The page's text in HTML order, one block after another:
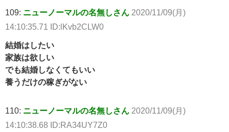
109: ニューノーマルの名無しさん 2020/11/09(月)
14:10:35.71 ID:lKvb2CLW0
結婚はしたい
家族は欲しい
でも結婚しなくてもいい
養うだけの稼ぎがない
110: ニューノーマルの名無しさん 2020/11/09(月)
14:10:38.68 ID:RA34UY7Z0